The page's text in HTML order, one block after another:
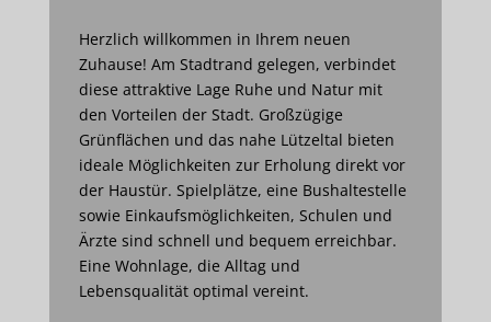
Herzlich willkommen in Ihrem neuen
Zuhause! Am Stadtrand gelegen, verbindet
diese attraktive Lage Ruhe und Natur mit
den Vorteilen der Stadt. Großzügige
Grünflächen und das nahe Lützeltal bieten
ideale Möglichkeiten zur Erholung direkt vor
der Haustür. Spielplätze, eine Bushaltestelle
sowie Einkaufsmöglichkeiten, Schulen und
Ärzte sind schnell und bequem erreichbar.
Eine Wohnlage, die Alltag und
Lebensqualität optimal vereint.